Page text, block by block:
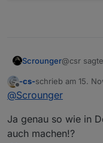
Scrounger@csr
mit
Ein
version
Offline
-cs-schrieb am 15.
zuletzt editiert von
@Scrounger
Ja genau so wie in
auch machen!?